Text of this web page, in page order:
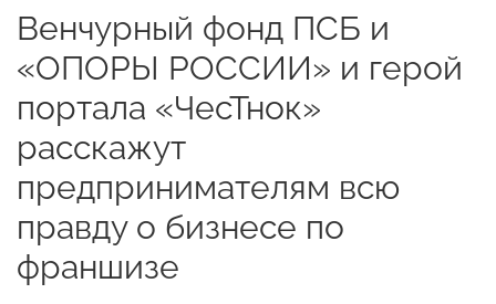
Венчурный фонд ПСБ и
«ОПОРЫ РОССИИ» и герой
портала «ЧесТнок»
расскажут
предпринимателям всю
правду о бизнесе по
франшизе